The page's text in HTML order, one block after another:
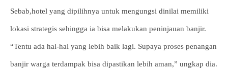
Sebab,hotel yang dipilihnya untuk mengungsi dinilai memiliki
lokasi strategis sehingga ia bisa melakukan peninjauan banjir.
“Tentu ada hal-hal yang lebih baik lagi. Supaya proses penangan
banjir warga terdampak bisa dipastikan lebih aman,” ungkap dia.